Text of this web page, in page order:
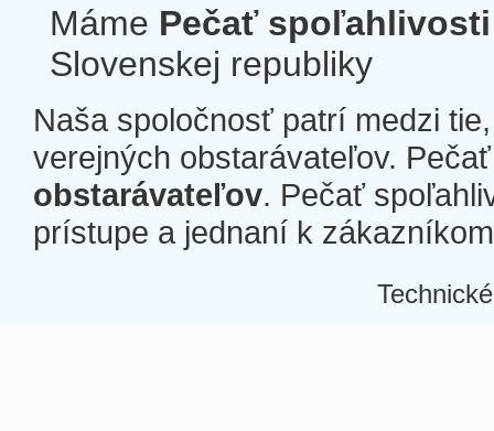
Máme Pečať spoľahlivosti
Slovenskej republiky
Naša spoločnosť patrí medzi
verejných obstarávateľov.
obstarávateľov. Pečať
prístupe a jednaní k